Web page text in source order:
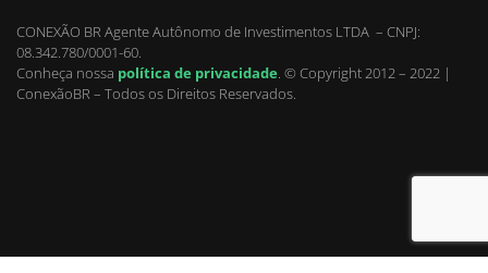
CONEXÃO BR Agente Autônomo de Investimentos LTDA – CNPJ:
08.342.780/0001-60.
Conheça nossa política de privacidade. © Copyright 2012 – 2022 |
ConexãoBR – Todos os Direitos Reservados.